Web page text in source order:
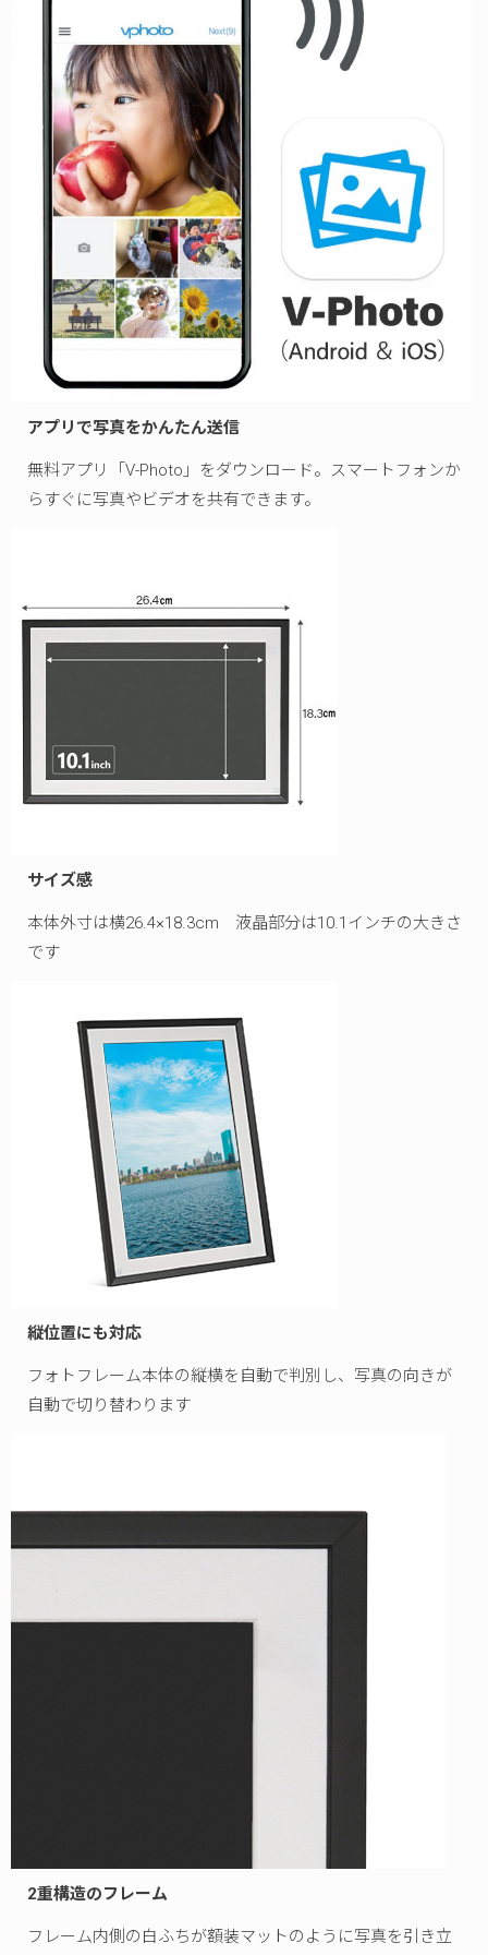
アプリで写真をかんたん送信
無料アプリ「V-Photo」をダウンロード。スマートフォンか
らすぐに写真やビデオを共有できます。
サイズ感
本体外寸は横26.4×18.3cm 液晶部分は10.1インチの大きさ
です
縦位置にも対応
フォトフレーム本体の縦横を自動で判別し、写真の向きが
自動で切り替わります
2重構造のフレーム
フレーム内側の白ふちが額装マットのように写真を引き立